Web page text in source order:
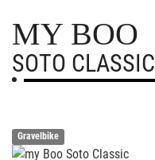
MY BOO
SOTO CLASSIC
Gravelbike